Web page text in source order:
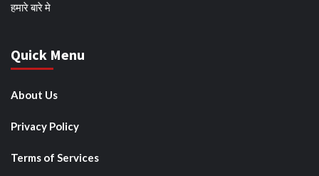
हमारे बारे मे
Quick Menu
About Us
Privacy Policy
Terms of Services